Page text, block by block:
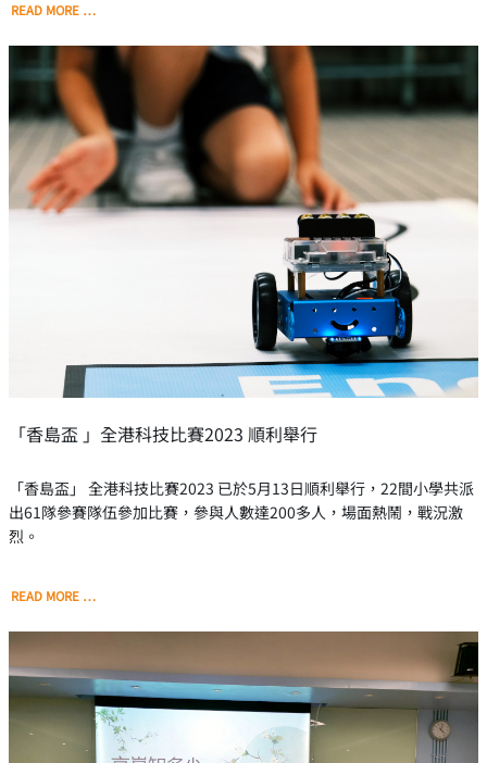
READ MORE …
「香島盃 」全港科技比賽2023 順利舉行
「香島盃」 全港科技比賽2023 已於5月13日順利舉行，22間小學共派
出61隊參賽隊伍參加比賽，參與人數達200多人，場面熱鬧，戰況激
烈。
READ MORE …